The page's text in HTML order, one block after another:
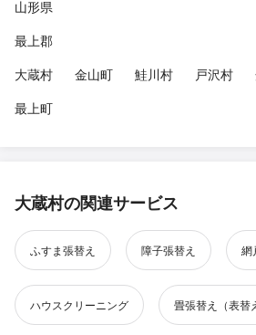
山形県
最上郡
大蔵村
金山町 鮭川村 戸沢村
最上町
大蔵村の関連サービス
ふすま張替え 障子張替え 網
ハウスクリーニング 畳張替え（表替